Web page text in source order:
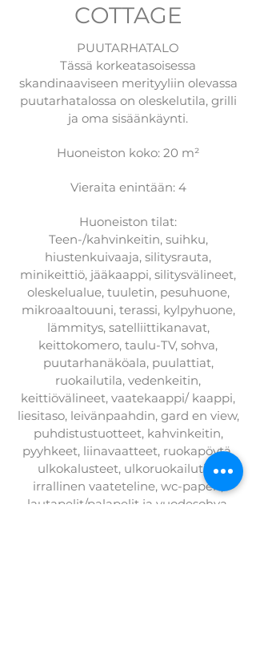
COTTAGE
PUUTARHATALO
Tässä korkeatasoisessa
skandinaaviseen merityyliin olevassa
puutarhatalossa on oleskelutila, grilli
ja oma sisäänkäynti.
Huoneiston koko: 20 m²
Vieraita enintään: 4
Huoneiston tilat:
Teen-/kahvinkeitin, suihku,
hiustenkuivaaja, silitysrauta,
minikeittiö, jääkaappi, silitysvälineet,
oleskelualue, tuuletin, pesuhuone,
mikroaaltouuni, terassi, kylpyhuone,
lämmitys, satelliittikanavat,
keittokomero, taulu-TV, sohva,
puutarhanäköala, puulattiat,
ruokailutila, vedenkeitin,
keittiövälineet, vaatekaappi/ kaappi,
liesitaso, leivänpaahdin, gard en view,
puhdistustuotteet, kahvinkeitin,
pyyhkeet, liinavaatteet, ruokapöytä,
ulkokalusteet, ulkoruokailutila,
irrallinen vaateteline, wc-paperi,
lautapelit/palapelit ja vuodesohva.